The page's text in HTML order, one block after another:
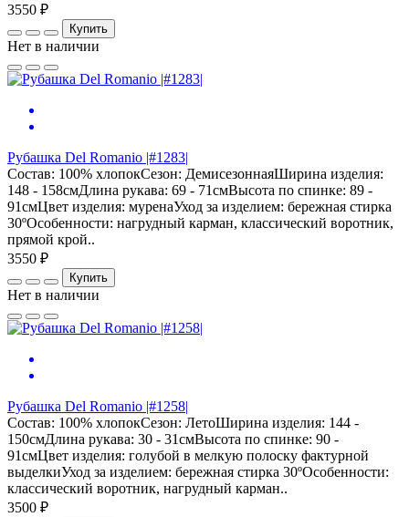
3550 ₽
Купить
Нет в наличии
Рубашка Del Romanio |#1283|
Состав: 100% хлопокСезон: ДемисезоннаяШирина изделия:
148 - 158смДлина рукава: 69 - 71смВысота по спинке: 89 -
91смЦвет изделия: муренаУход за изделием: бережная стирка
30ºОсобенности: нагрудный карман, классический воротник,
прямой крой..
3550 ₽
Купить
Нет в наличии
Рубашка Del Romanio |#1258|
Состав: 100% хлопокСезон: ЛетоШирина изделия: 144 -
150смДлина рукава: 30 - 31смВысота по спинке: 90 -
91смЦвет изделия: голубой в мелкую полоску фактурной
выделкиУход за изделием: бережная стирка 30ºОсобенности:
классический воротник, нагрудный карман..
3500 ₽